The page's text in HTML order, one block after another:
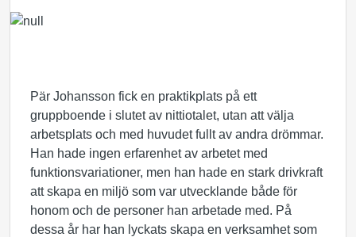
Pär Johansson fick en praktikplats på ett
gruppboende i slutet av nittiotalet, utan att välja
arbetsplats och med huvudet fullt av andra drömmar.
Han hade ingen erfarenhet av arbetet med
funktionsvariationer, men han hade en stark drivkraft
att skapa en miljö som var utvecklande både för
honom och de personer han arbetade med. På
dessa år har han lyckats skapa en verksamhet som